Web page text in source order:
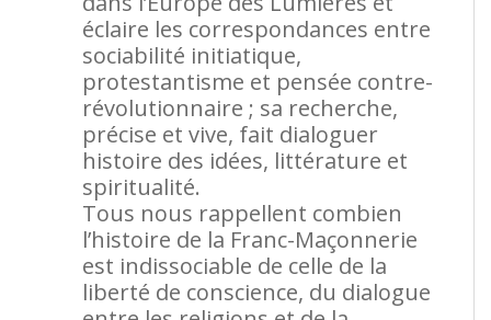
éclaire les correspondances entre
sociabilité initiatique,
protestantisme et pensée contre-
révolutionnaire ; sa recherche,
précise et vive, fait dialoguer
histoire des idées, littérature et
spiritualité.
Tous nous rappellent combien
l’histoire de la Franc-Maçonnerie
est indissociable de celle de la
liberté de conscience, du dialogue